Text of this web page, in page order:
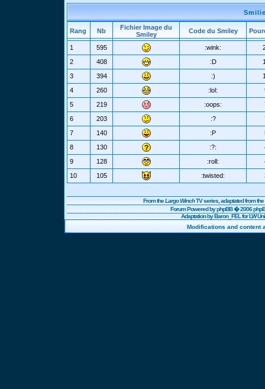
Rang Nb
Fichier Image du
Smiley
Code du Smiley
1 595 :wink:
2
408 :D
3
394 :)
4
260 :lol:
5
219 :oops:
6
203 :?
7
140 :P
8
130 :?:
9
128 :roll:
10
105 :twisted:
From theLargo WinchTV series, adaptated from
Forum Powered byphpBB� 2006
Adaptation by Baron_FEL for LW
Modifications and content